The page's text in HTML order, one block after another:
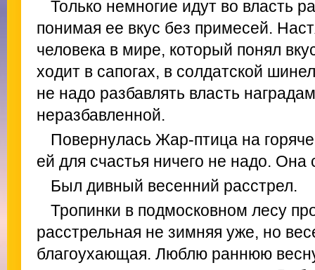
Только немногие идут во власть
понимая ее вкус без примесей.
человека в мире, который понял
ходит в сапогах, в солдатской
не надо разбавлять власть
неразбавленной.
Повернулась Жар-птица на
ей для счастья ничего не надо. Она
Был дивный весенний расстрел.
Тропинки в подмосковном лесу
расстрельная не зимняя уже, но
благоухающая. Люблю раннюю